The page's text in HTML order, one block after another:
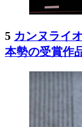
5 カンヌライ
本勢の受賞作